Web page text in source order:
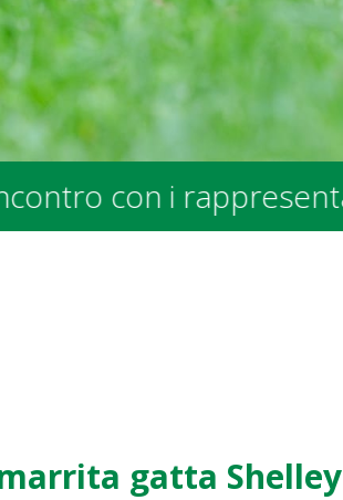
dei Comuni e degli
gatta